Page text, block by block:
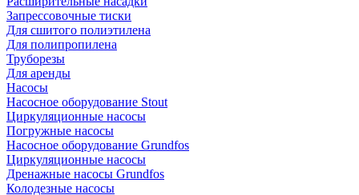
Запрессовочные тиски
Для сшитого полиэтилена
Для полипропилена
Труборезы
Для аренды
Насосы
Насосное оборудование Stout
Циркуляционные насосы
Погружные насосы
Насосное оборудование Grundfos
Циркуляционные насосы
Дренажные насосы Grundfos
Колодезные насосы